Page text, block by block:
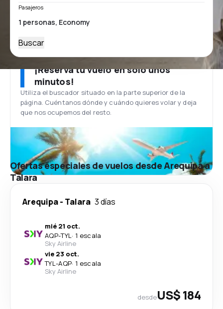
Pasajeros
Buscar
¡Reserva tu vuelo en solo unos
minutos!
Utiliza el buscador situado en la parte superior de la
página. Cuéntanos dónde y cuándo quieres volar y deja
que nos ocupemos del resto.
Ofertas especiales de vuelos desde Arequipa a
Talara
Arequipa- Talara 3 días
mié 21 oct.
AQP-TYL· 1 escala
Sky Airline
vie 23 oct.
TYL-AQP· 1 escala
Sky Airline
desdeUS$ 184